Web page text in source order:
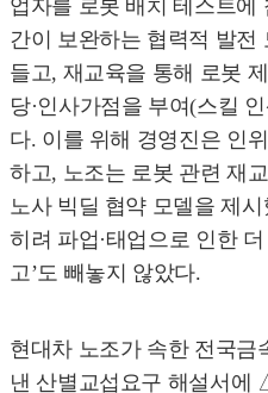
업자를 로봇 배치 테스트에
간이 보완하는 협력적 발전
들고, 재교육을 통해 로봇
당·인사가점을 부여(스킬
다. 이를 위해 경영진은 인
하고, 노조는 로봇 관련 재
노사 빅딜 협약 모델을 제
히려 파업·태업으로 인한
고’도 빼놓지 않았다.
현대차 노조가 속한 전국금
낸 산별교섭요구 해설서에